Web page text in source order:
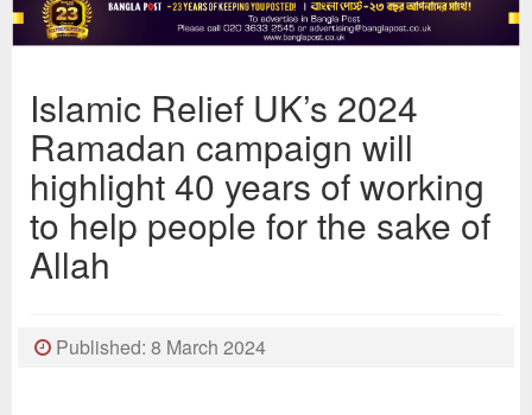
Islamic Relief UK’s 2024
Ramadan campaign will
highlight 40 years of working
to help people for the sake of
Allah
Published: 8 March 2024